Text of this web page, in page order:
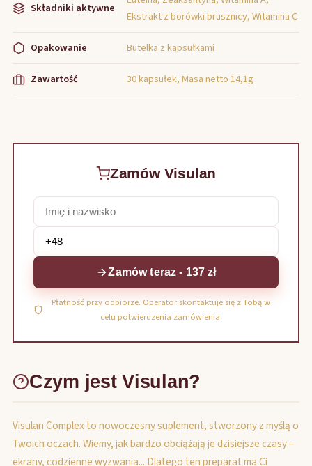
Składniki aktywne
Ekstrakt z borówki brusznicy, Witamina C
Opakowanie Butelka z kapsułkami
Zawartość 30 kapsułek, Masa netto 14,1g
Zamów Visulan
Zamów teraz - 137 zł
Płatność przy odbiorze. Operator skontaktuje się z Tobą w
celu potwierdzenia zamówienia.
Czym jest Visulan?
Visulan Complex to nowoczesny suplement, stworzony z myślą o
Twoich oczach. Wiemy, jak bardzo obciążają je dzisiejsze czasy –
ekrany, codzienne wyzwania... Dlatego ten preparat ma Ci